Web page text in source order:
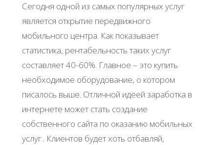
Сегодня одной из самых популярных услуг
является открытие передвижного
мобильного центра. Как показывает
статистика, рентабельность таких услуг
составляет 40-60%. Главное – это купить
необходимое оборудование, о котором
писалось выше. Отличной идеей заработка в
интернете может стать создание
собственного сайта по оказанию мобильных
услуг.. Клиентов будет хоть отбавляй,